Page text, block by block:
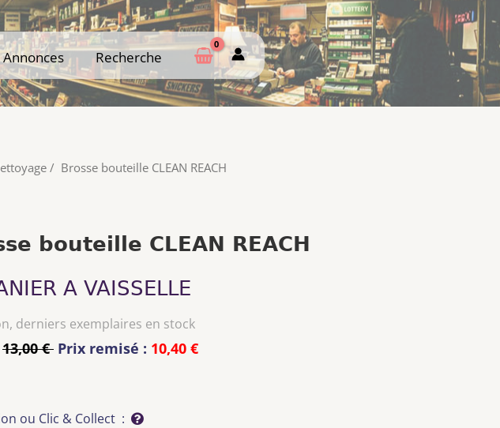
Annonces Recherche
Annonces Recherche
/ Brosse bouteille CLEAN REACH
bouteille CLEAN REACH
A VAISSELLE
derniers exemplaires en stock
13,00 € Prix remisé : 10,40 €
ou Clic & Collect :